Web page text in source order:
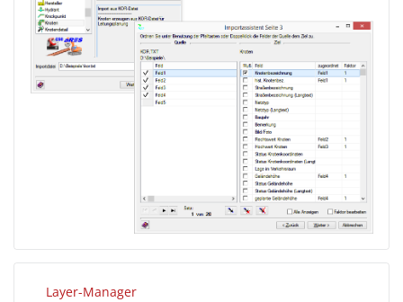
Layer-Manager